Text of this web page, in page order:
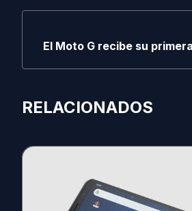
El Moto G recibe su
RELACIONADOS